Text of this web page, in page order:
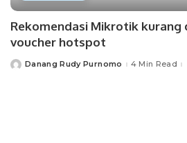
Rekomendasi Mikrotik kurang
voucher hotspot
PostedDanang Rudy Purnomo 4 Min Read